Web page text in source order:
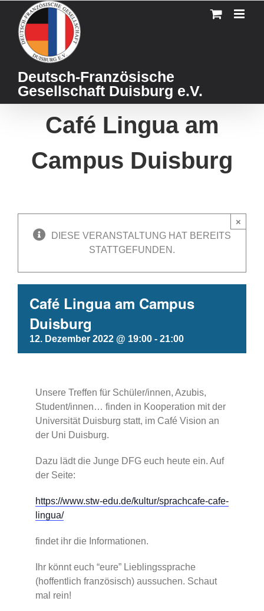
content
Deutsch-Französische
Gesellschaft Duisburg e.V.
Café Lingua am
Campus Duisburg
DIESE VERANSTALTUNG HAT BEREITS
STATTGEFUNDEN.
×
Café Lingua am Campus
Duisburg
12. Dezember 2022 @ 19:00 - 21:00
Unsere Treffen für Schüler/innen, Azubis,
Student/innen… finden in Kooperation mit der
Universität Duisburg statt, im Café Vision an
der Uni Duisburg.
Dazu lädt die Junge DFG euch heute ein. Auf
der Seite:
https://www.stw-edu.de/kultur/sprachcafe-cafe-
lingua/
findet ihr die Informationen.
Ihr könnt euch “eure” Lieblingssprache
(hoffentlich französisch) aussuchen. Schaut
mal rein!